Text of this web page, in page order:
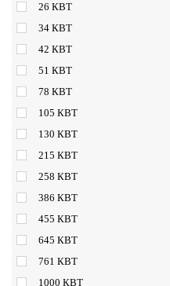
26 КВТ
34 КВТ
42 КВТ
51 КВТ
78 КВТ
105 КВТ
130 КВТ
215 КВТ
258 КВТ
386 КВТ
455 КВТ
645 КВТ
761 КВТ
1000 КВТ